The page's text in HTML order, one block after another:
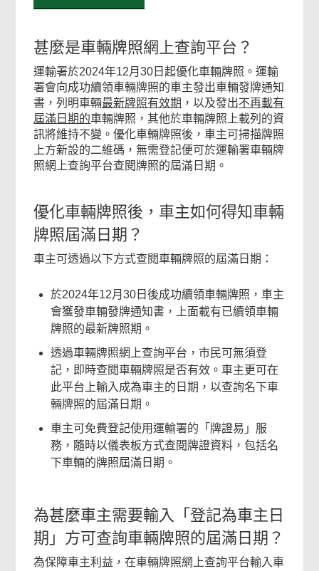
甚麼是車輛牌照網上查詢平台？
運輸署於2024年12月30日起優化車輛牌照。運輸
署會向成功續領車輛牌照的車主發出車輛發牌通知
書，列明車輛最新牌照有效期 ，以及發出不再載有
屆滿日期的車輛牌照，其他於車輛牌照上載列的資
訊將維持不變。優化車輛牌照後，車主可掃描牌照
上方新設的二維碼，無需登記便可於運輸署車輛牌
照網上查詢平台查閱牌照的屆滿日期。
優化車輛牌照後，車主如何得知車輛
牌照屆滿日期？
車主可透過以下方式查閱車輛牌照的屆滿日期：
於2024年12月30日後成功續領車輛牌照，車主
會獲發車輛發牌通知書，上面載有已續領車輛
牌照的最新牌照期。
透過車輛牌照網上查詢平台，市民可無須登
記，即時查閱車輛牌照是否有效。車主更可在
此平台上輸入成為車主的日期，以查詢名下車
輛牌照的屆滿日期。
車主可免費登記使用運輸署的「牌證易」服
務，隨時以儀表板方式查閱牌證資料，包括名
下車輛的牌照屆滿日期。
為甚麼車主需要輸入「登記為車主日
期」方可查詢車輛牌照的屆滿日期？
為保障車主利益，在車輛牌照網上查詢平台輸入車